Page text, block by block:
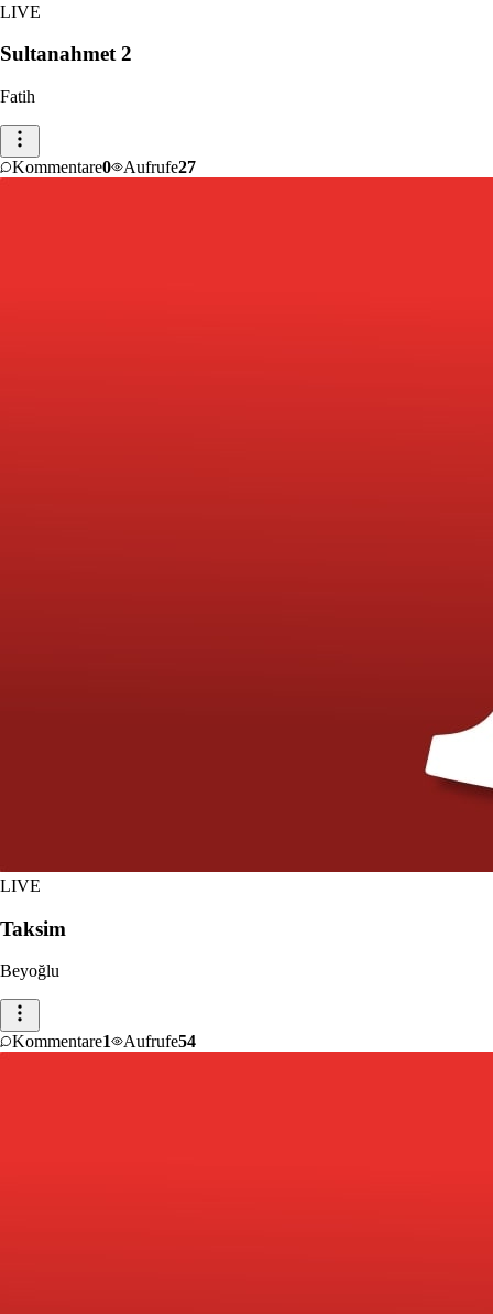
LIVE
Sultanahmet 2
Fatih
Kommentare0 Aufrufe27
LIVE
Taksim
Beyoğlu
Kommentare1 Aufrufe54